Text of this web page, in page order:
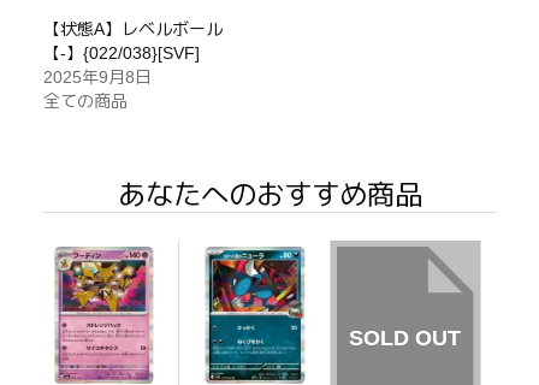
【状態A】レベルボール
【-】{022/038}[SVF]
2025年9月8日
全ての商品
あなたへのおすすめ商品